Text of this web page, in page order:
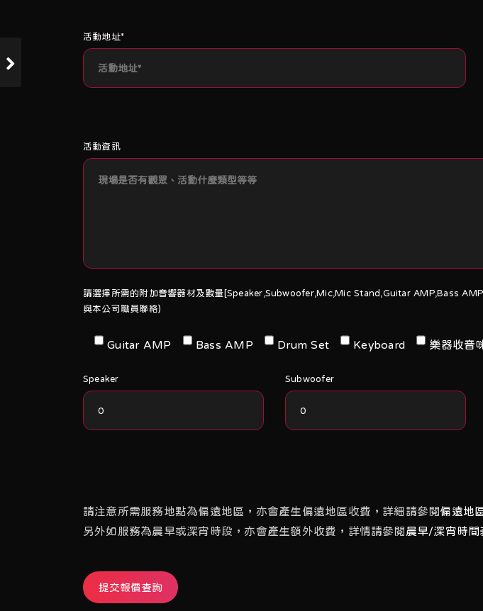
活動地址*
活動資訊
請選擇所需的附加音響器材及數量[Speaker,Subwoofer,Mic,Mic Stand,Guitar AMP,Bass
與本公司職員聯絡)
Guitar AMP Bass AMP Drum Set Keyboard 樂器收音
Speaker Subwoofer
請注意所需服務地點為偏遠地區，亦會產生偏遠地區收費，詳細請參閱偏遠地
另外如服務為晨早或深宵時段，亦會產生額外收費，詳情請參閱晨早/深宵時間